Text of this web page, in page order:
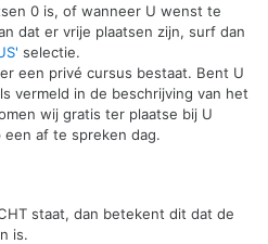
0 is, of wanneer U wenst te
dat er vrije plaatsen zijn, surf dan
selectie.
een privé cursus bestaat. Bent U
vermeld in de beschrijving van het
wij gratis ter plaatse bij U
af te spreken dag.
staat, dan betekent dit dat de
is.